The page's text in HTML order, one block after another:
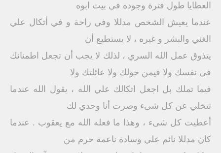
العطايا طول فترة وجوده في بيت ابوه
عندما يعيش الشخص مدللا وفي راحة و في أتكال علي
الغني والبشر و غيره ، لا يستطيع أن
يتذوق عمل الله السري ، لذلك لا يجب أن تجعل اطمنانك
في نفسك ولا فيمن حولك ولا عائلتك ولا
فيما تملك بل اجعل اتكالك علي الله ، يقول الله عندما
تتخلي عن كل شىء وصرت أنا وحدي لك
أعطيت كل شىء ، وهذا ما فعله الله مع يعقوب . عندما
كان مدللا نائم علي وسادة ناعمة حرم من